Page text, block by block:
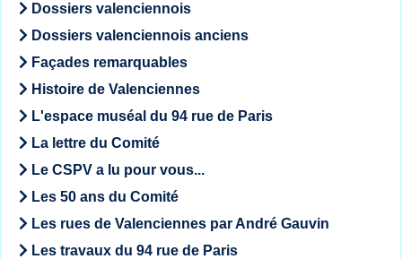
Dossiers valenciennois
Dossiers valenciennois anciens
Façades remarquables
Histoire de Valenciennes
L'espace muséal du 94 rue de Paris
La lettre du Comité
Le CSPV a lu pour vous...
Les 50 ans du Comité
Les rues de Valenciennes par André Gauvin
Les travaux du 94 rue de Paris